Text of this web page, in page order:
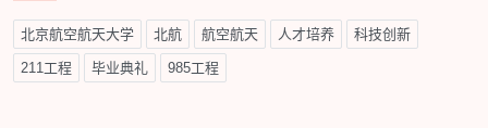
北京航空航天大学 北航 航空航天 人才培养 科技创新
211工程 毕业典礼 985工程